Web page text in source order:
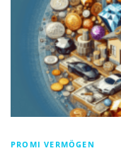
PROMI VERMÖGEN